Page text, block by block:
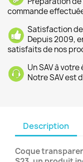
commande
Satisfaction
Depuis 2009,
satisfaits de nos
Un SAV à
Notre SAV est
Description
Coque